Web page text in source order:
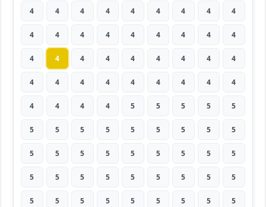
4 4 4 4 4 4 4 4 4
4 4 4 4 4 4 4 4 4
4 4 4 4 4 4 4 4 4
4 4 4 4 4 4 4 4 4
4 4 4 4 5 5 5 5 5
5 5 5 5 5 5 5 5 5
5 5 5 5 5 5 5 5 5
5 5 5 5 5 5 5 5 5
5 5 5 5 5 5 5 5 5